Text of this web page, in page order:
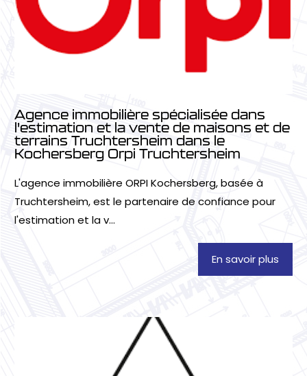
Agence immobilière spécialisée dans
l'estimation et la vente de maisons et de
terrains Truchtersheim dans le
Kochersberg Orpi Truchtersheim
L'agence immobilière ORPI Kochersberg, basée à
Truchtersheim, est le partenaire de confiance pour
l'estimation et la v...
En savoir plus